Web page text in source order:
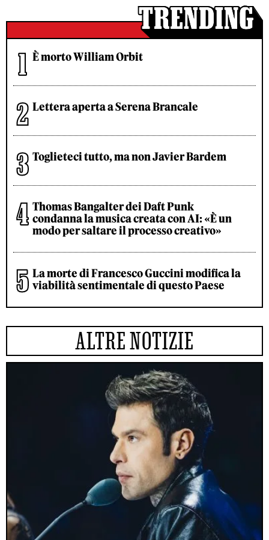
È morto William Orbit
Lettera aperta a Serena Brancale
Toglieteci tutto, ma non Javier Bardem
Thomas Bangalter dei Daft Punk
condanna la musica creata con AI: «È un
modo per saltare il processo creativo»
La morte di Francesco Guccini modifica la
viabilità sentimentale di questo Paese
ALTRE NOTIZIE